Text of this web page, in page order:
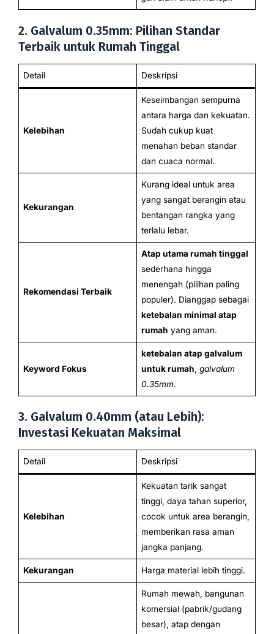
2. Galvalum 0.35mm: Pilihan Standar
Terbaik untuk Rumah Tinggal
Detail Deskripsi
Kelebihan
Keseimbangan sempurna
antara harga dan kekuatan.
Sudah cukup kuat
menahan beban standar
dan cuaca normal.
Kekurangan
Kurang ideal untuk area
yang sangat berangin atau
bentangan rangka yang
terlalu lebar.
Rekomendasi Terbaik
Atap utama rumah tinggal
sederhana hingga
menengah (pilihan paling
populer). Dianggap sebagai
ketebalan minimal atap
rumah yang aman.
Keyword Fokus
ketebalan atap galvalum
untuk rumah galvalum
0.35mm.
3. Galvalum 0.40mm (atau Lebih):
Investasi Kekuatan Maksimal
Detail Deskripsi
Kelebihan
Kekuatan tarik sangat
tinggi, daya tahan superior,
cocok untuk area berangin,
memberikan rasa aman
jangka panjang.
Kekurangan Harga material lebih tinggi.
Rumah mewah, bangunan
komersial (pabrik/gudang
besar), atap dengan